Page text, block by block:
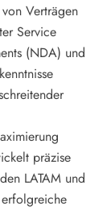
Verträgen
Service
(NDA) und
präzise
LATAM und